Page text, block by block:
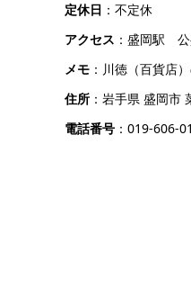
定休日 ：不定休
アクセス ：盛岡駅
メモ ：川徳（百貨店
住所 ：岩手県 盛岡市
電話番号 ：019-606-